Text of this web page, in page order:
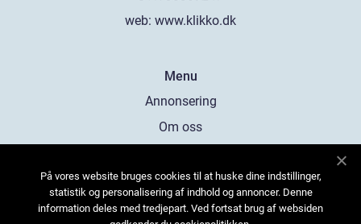
web: www.klikko.dk
Menu
Annonsering
Om oss
Kontakta oss
Sitemap
På vores website bruges cookies til at huske dine indstillinger,
statistik og personalisering af indhold og annoncer. Denne
information deles med tredjepart. Ved fortsat brug af websiden